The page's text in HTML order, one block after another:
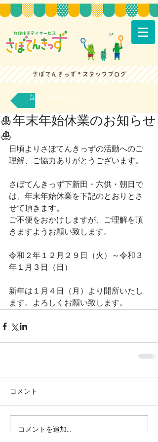
記事一覧へもどる
🎍年末年始休業のお知らせ
🎍
日頃よりさぼてんきっずの活動へのご
理解、ご協力ありがとうございます。
さぼてんきっず下新田・六供・朝日で
は、年末年始休業を下記のとおりとさ
せて頂きます。
ご不便をおかけしますが、ご理解を頂
きますようお願い致します。
令和２年１２月２９日（火）～令和３
年１月３日（日）
新年は１月４日（月）より開所いたし
ます。よろしくお願い致します。
コメント
コメントを追加…